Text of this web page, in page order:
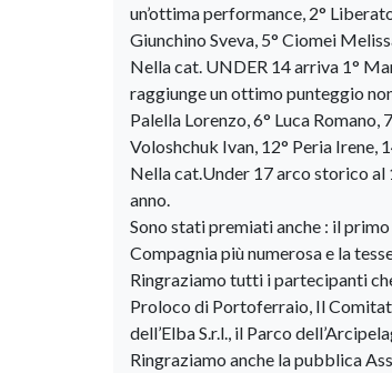
un’ottima performance, 2°
Giunchino Sveva, 5° Ciomei
Nella cat. UNDER 14 arriva 1°
raggiunge un ottimo punteggio
Palella Lorenzo, 6° Luca
Voloshchuk Ivan, 12° Peria Irene,
Nella cat.Under 17 arco storico al
anno.
Sono stati premiati anche : il
Compagnia più numerosa e la
Ringraziamo tutti i partecipanti
Proloco di Portoferraio, Il
dell’Elba S.r.l., il Parco
Ringraziamo anche la pubblica